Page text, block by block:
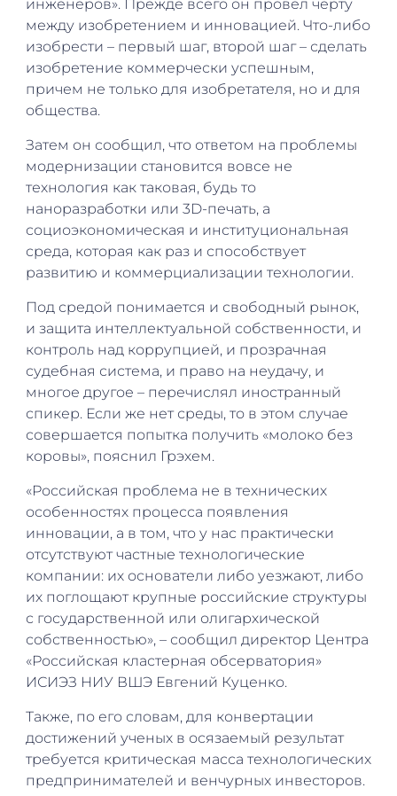
инженеров». Прежде всего он провел черту
между изобретением и инновацией. Что-либо
изобрести – первый шаг, второй шаг – сделать
изобретение коммерчески успешным,
причем не только для изобретателя, но и для
общества.
Затем он сообщил, что ответом на проблемы
модернизации становится вовсе не
технология как таковая, будь то
наноразработки или 3D-печать, а
социоэкономическая и институциональная
среда, которая как раз и способствует
развитию и коммерциализации технологии.
Под средой понимается и свободный рынок,
и защита интеллектуальной собственности, и
контроль над коррупцией, и прозрачная
судебная система, и право на неудачу, и
многое другое – перечислял иностранный
спикер. Если же нет среды, то в этом случае
совершается попытка получить «молоко без
коровы», пояснил Грэхем.
«Российская проблема не в технических
особенностях процесса появления
инновации, а в том, что у нас практически
отсутствуют частные технологические
компании: их основатели либо уезжают, либо
их поглощают крупные российские структуры
с государственной или олигархической
собственностью», – сообщил директор Центра
«Российская кластерная обсерватория»
ИСИЭЗ НИУ ВШЭ Евгений Куценко.
Также, по его словам, для конвертации
достижений ученых в осязаемый результат
требуется критическая масса технологических
предпринимателей и венчурных инвесторов.